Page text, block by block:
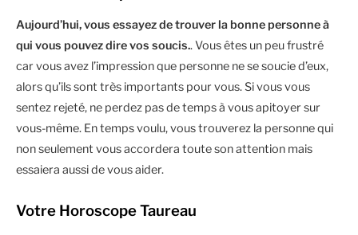
Aujourd’hui, vous essayez de trouver la bonne personne à
qui vous pouvez dire vos soucis.. Vous êtes un peu frustré
car vous avez l’impression que personne ne se soucie d’eux,
alors qu’ils sont très importants pour vous. Si vous vous
sentez rejeté, ne perdez pas de temps à vous apitoyer sur
vous-même. En temps voulu, vous trouverez la personne qui
non seulement vous accordera toute son attention mais
essaiera aussi de vous aider.
Votre Horoscope Taureau